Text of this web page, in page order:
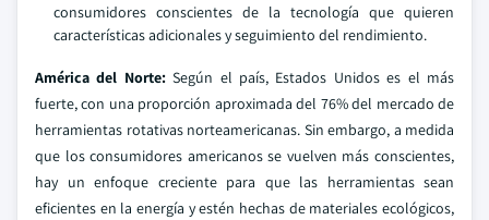
consumidores conscientes de la tecnología que quieren
características adicionales y seguimiento del rendimiento.
América del Norte:Según el país, Estados Unidos es el más
fuerte, con una proporción aproximada del 76% del mercado de
herramientas rotativas norteamericanas. Sin embargo, a medida
que los consumidores americanos se vuelven más conscientes,
hay un enfoque creciente para que las herramientas sean
eficientes en la energía y estén hechas de materiales ecológicos,